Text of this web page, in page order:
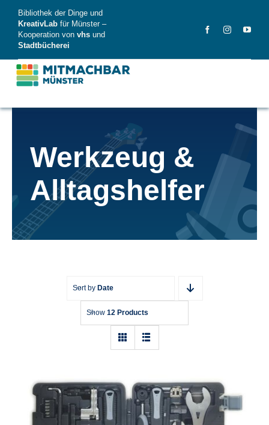
content
Bibliothek der Dinge und
KreativLab für Münster –
Kooperation von vhs und
Stadtbücherei
Dinge
News
Videos
Werkzeug &
Alltagshelfer
Sort by Date
Show 12 Products